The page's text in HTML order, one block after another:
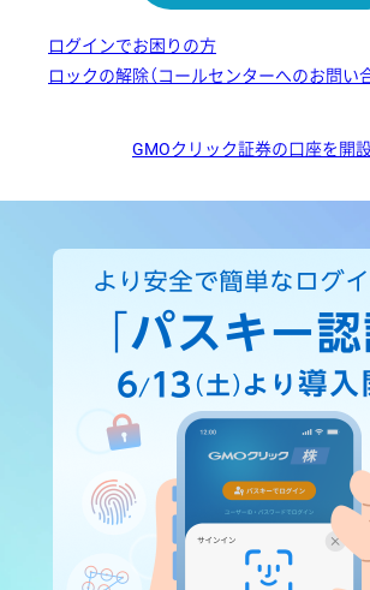
ログインでお困りの方
ロックの解除（コールセンターへのお問い
GMOクリック証券の口座を開